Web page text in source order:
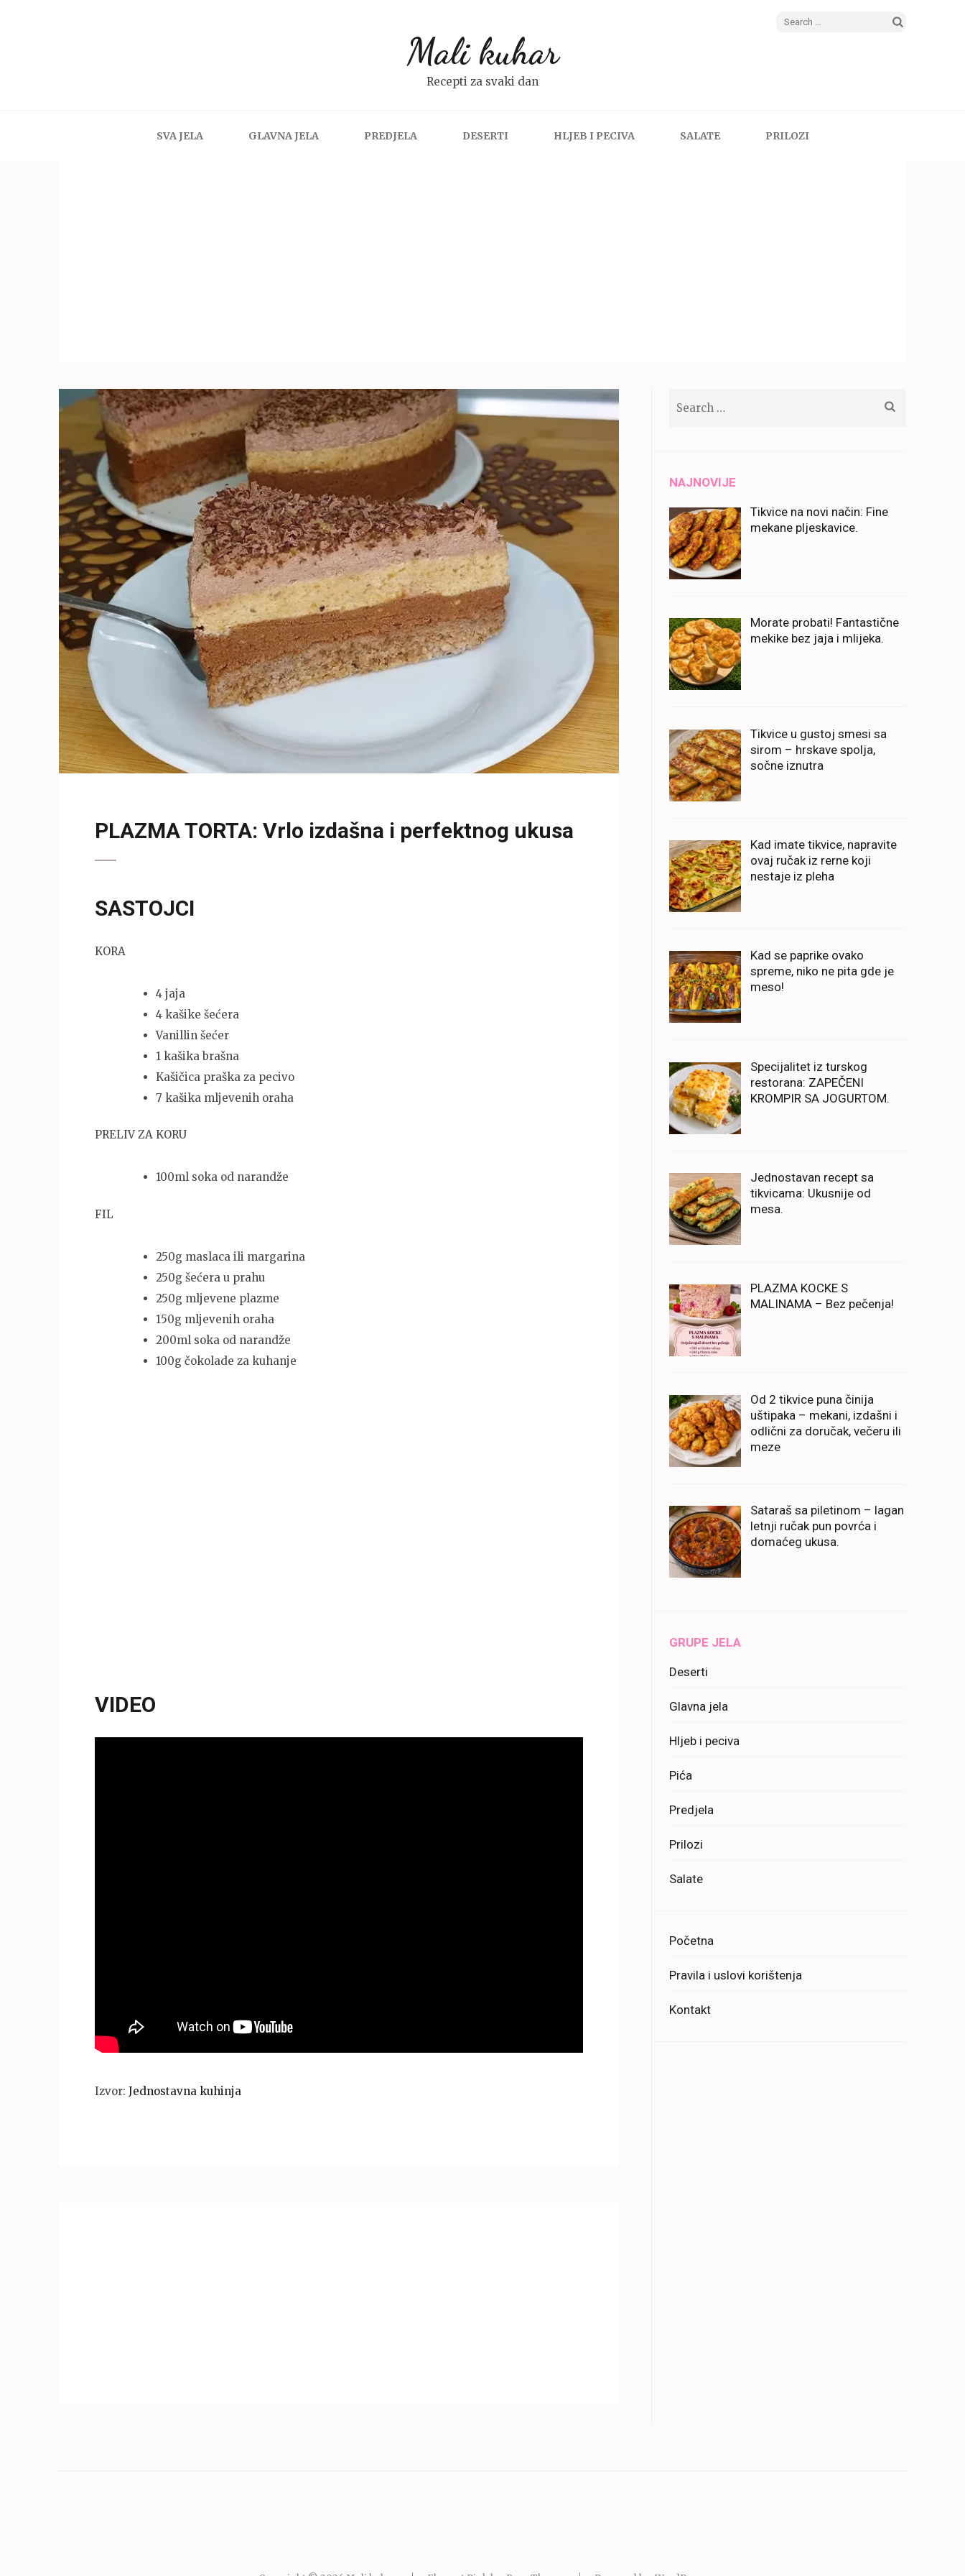
Search
Mali kuhar
Recepti za svaki dan
SVA JELA GLAVNA JELA PREDJELA DESERTI HLJEB I PECIVA SALATE PRILOZI
PLAZMA TORTA: Vrlo izdašna i perfektnog ukusa
SASTOJCI
KORA
4 jaja
4 kašike šećera
Vanillin šećer
1 kašika brašna
Kašičica praška za pecivo
7 kašika mljevenih oraha
PRELIV ZA KORU
100ml soka od narandže
FIL
250g maslaca ili margarina
250g šećera u prahu
250g mljevene plazme
150g mljevenih oraha
200ml soka od narandže
100g čokolade za kuhanje
VIDEO
Izvor: Jednostavna kuhinja
NAJNOVIJE
Tikvice na novi način: Fine
mekane pljeskavice.
Morate probati! Fantastične
mekike bez jaja i mlijeka.
Tikvice u gustoj smesi sa
sirom – hrskave spolja,
sočne iznutra
Kad imate tikvice, napravite
ovaj ručak iz rerne koji
nestaje iz pleha
Kad se paprike ovako
spreme, niko ne pita gde je
meso!
Specijalitet iz turskog
restorana: ZAPEČENI
KROMPIR SA JOGURTOM.
Jednostavan recept sa
tikvicama: Ukusnije od
mesa.
PLAZMA KOCKE S
MALINAMA – Bez pečenja!
Od 2 tikvice puna činija
uštipaka – mekani, izdašni i
odlični za doručak, večeru ili
meze
Sataraš sa piletinom – lagan
letnji ručak pun povrća i
domaćeg ukusa.
GRUPE JELA
Deserti
Glavna jela
Hljeb i peciva
Pića
Predjela
Prilozi
Salate
Početna
Pravila i uslovi korištenja
Kontakt